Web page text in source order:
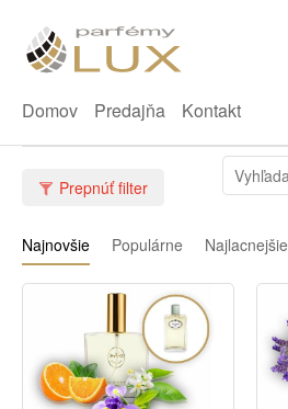
Domov Predajňa Kontakt
Prepnúť filter
Najnovšie Populárne Najlacnejšie